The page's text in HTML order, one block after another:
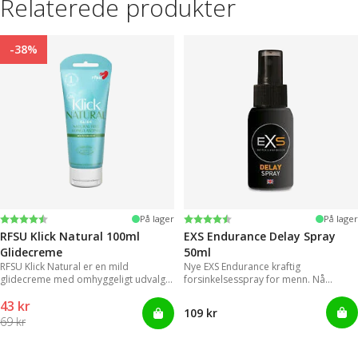
Relaterede produkter
-38%
Vurdering:
4.4 ud af 5 stjerner På lager
RFSU Klick Natural 100ml
Glidecreme
RFSU Klick Natural er en mild
glidecreme med omhyggeligt udvalgte
langvarige glidende bevægelser.
43 kr
69 kr
Vurdering:
4.2 ud af 5 stjerner På lager
EXS Endurance Delay Spray
50ml
Nye EXS Endurance kraftig
forsinkelsesspray for menn. Nå
109 kr